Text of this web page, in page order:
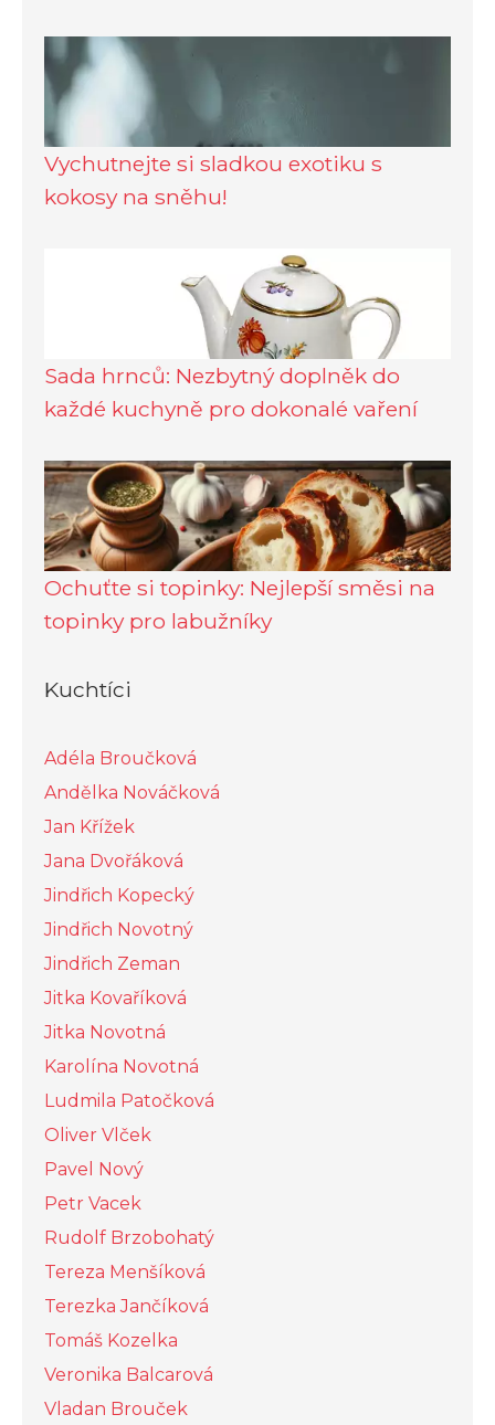
Vychutnejte si sladkou exotiku s
kokosy na sněhu!
Sada hrnců: Nezbytný doplněk do
každé kuchyně pro dokonalé vaření
Ochuťte si topinky: Nejlepší směsi na
topinky pro labužníky
Kuchtíci
Adéla Broučková
Andělka Nováčková
Jan Křížek
Jana Dvořáková
Jindřich Kopecký
Jindřich Novotný
Jindřich Zeman
Jitka Kovaříková
Jitka Novotná
Karolína Novotná
Ludmila Patočková
Oliver Vlček
Pavel Nový
Petr Vacek
Rudolf Brzobohatý
Tereza Menšíková
Terezka Jančíková
Tomáš Kozelka
Veronika Balcarová
Vladan Brouček